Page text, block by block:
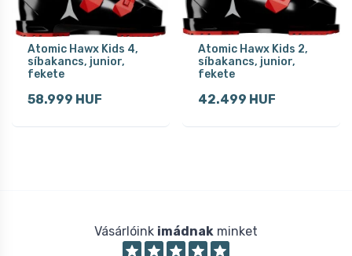
Atomic Hawx Kids 4,
síbakancs, junior,
fekete
58.999 HUF
Atomic Hawx Kids 2,
síbakancs, junior,
fekete
42.499 HUF
Vásárlóink imádnak minket